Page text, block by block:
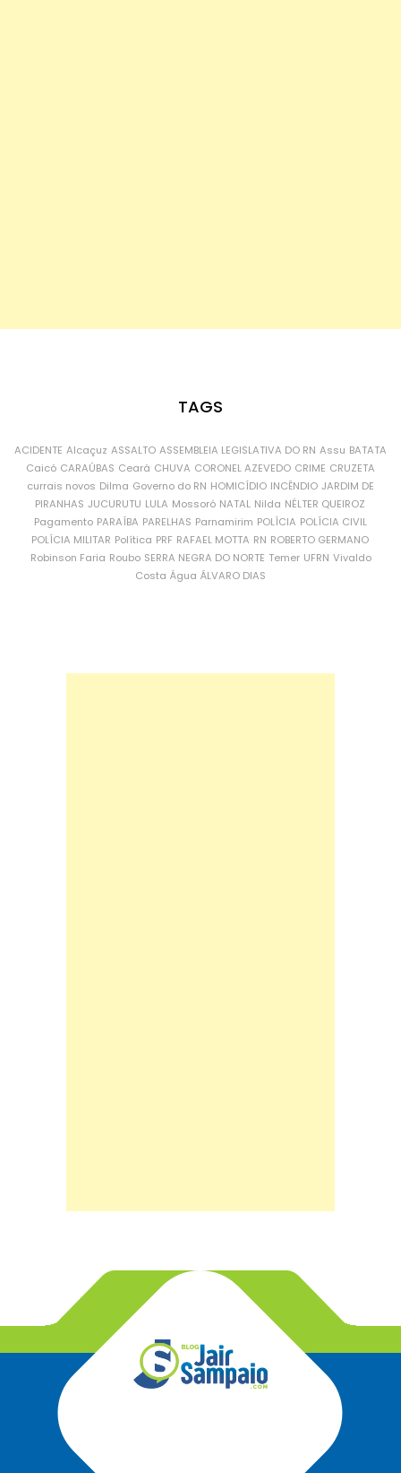
TAGS
ACIDENTE Alcaçuz ASSALTO ASSEMBLEIA LEGISLATIVA DO RN Assu BATATA
Caicó CARAÚBAS Ceará CHUVA CORONEL AZEVEDO CRIME CRUZETA
currais novos Dilma Governo do RN HOMICÍDIO INCÊNDIO JARDIM DE
PIRANHAS JUCURUTU LULA Mossoró NATAL Nilda NÉLTER QUEIROZ
Pagamento PARAÍBA PARELHAS Parnamirim POLÍCIA POLÍCIA CIVIL
POLÍCIA MILITAR Política PRF RAFAEL MOTTA RN ROBERTO GERMANO
Robinson Faria Roubo SERRA NEGRA DO NORTE Temer UFRN Vivaldo
Costa Água ÁLVARO DIAS